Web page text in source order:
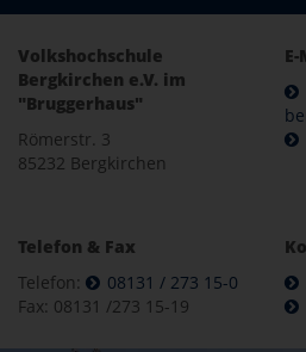
Volkshochschule
Bergkirchen e.V. im
"Bruggerhaus"
Römerstr. 3
85232 Bergkirchen
Telefon & Fax
Telefon:
08131 / 273 15-0
Fax: 08131 /273 15-19